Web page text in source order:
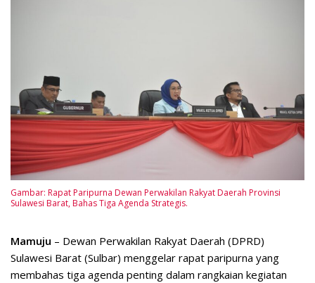
Gambar: Rapat Paripurna Dewan Perwakilan Rakyat Daerah Provinsi
Sulawesi Barat, Bahas Tiga Agenda Strategis.
Mamuju – Dewan Perwakilan Rakyat Daerah (DPRD)
Sulawesi Barat (Sulbar) menggelar rapat paripurna yang
membahas tiga agenda penting dalam rangkaian kegiatan